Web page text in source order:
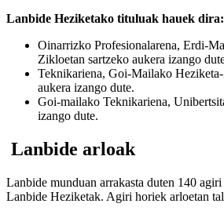
Lanbide Heziketako tituluak hauek dira:
Oinarrizko Profesionalarena, Erdi-
Zikloetan sartzeko aukera izango
Teknikariena, Goi-Mailako
aukera izango dute.
Goi-mailako Teknikariena,
izango dute.
Lanbide arloak
Lanbide munduan arrakasta duten 140
Lanbide Heziketak. Agiri horiek arloetan